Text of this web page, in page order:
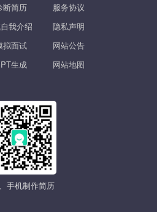
断简历
我介绍
拟面试
生成
服务协议
隐私声明
网站公告
网站地图
手机制作简历